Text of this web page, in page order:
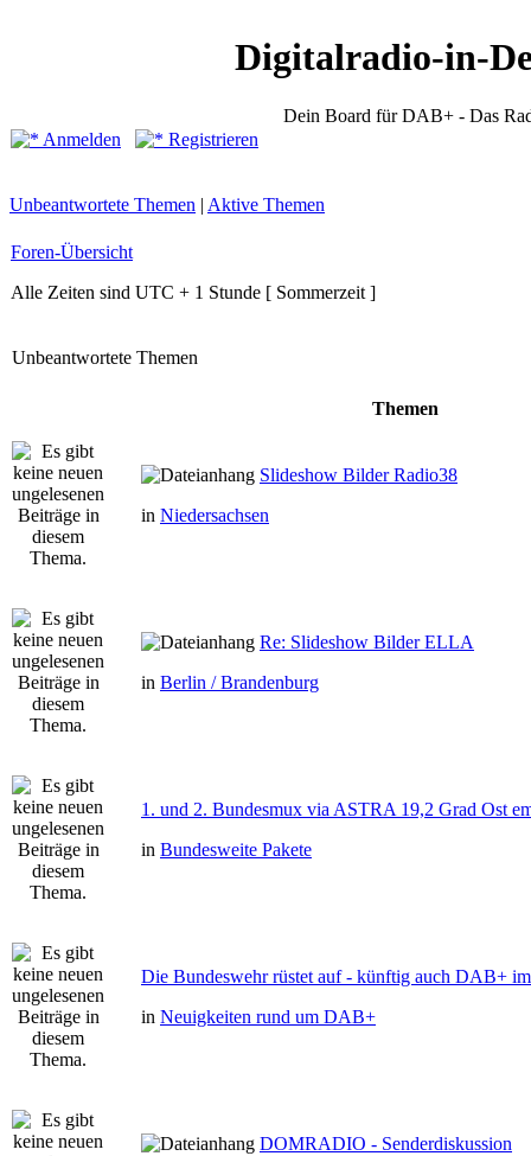
Digitalradio-in-
Dein Board für DAB+ - Das
Anmelden
Registrieren
Unbeantwortete Themen | Aktive Themen
Foren-Übersicht
Alle Zeiten sind UTC + 1 Stunde [ Sommerzeit ]
Unbeantwortete Themen
Themen
Slideshow Bilder Radio38
in Niedersachsen
Re: Slideshow Bilder ELLA
in Berlin / Brandenburg
1. und 2. Bundesmux via ASTRA 19,2 Grad Ost
in Bundesweite Pakete
Die Bundeswehr rüstet auf - künftig auch DAB+
in Neuigkeiten rund um DAB+
DOMRADIO - Senderdiskussion